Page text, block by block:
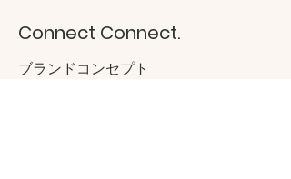
Connect Connect.
ブランドコンセプト